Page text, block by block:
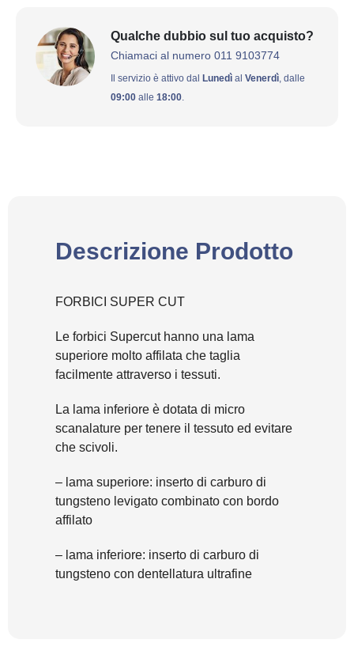
Qualche dubbio sul tuo acquisto?
Chiamaci al numero 011 9103774
Il servizio è attivo dal Lunedì al Venerdì, dalle
09:00 alle 18:00.
Descrizione Prodotto
FORBICI SUPER CUT
Le forbici Supercut hanno una lama
superiore molto affilata che taglia
facilmente attraverso i tessuti.
La lama inferiore è dotata di micro
scanalature per tenere il tessuto ed evitare
che scivoli.
– lama superiore: inserto di carburo di
tungsteno levigato combinato con bordo
affilato
– lama inferiore: inserto di carburo di
tungsteno con dentellatura ultrafine